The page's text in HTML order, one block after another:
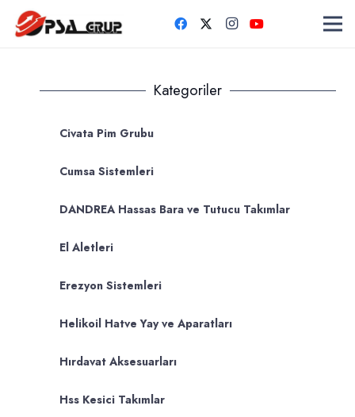
Kategoriler
Civata Pim Grubu
Cumsa Sistemleri
DANDREA Hassas Bara ve Tutucu Takımlar
El Aletleri
Erezyon Sistemleri
Helikoil Hatve Yay ve Aparatları
Hırdavat Aksesuarları
Hss Kesici Takımlar